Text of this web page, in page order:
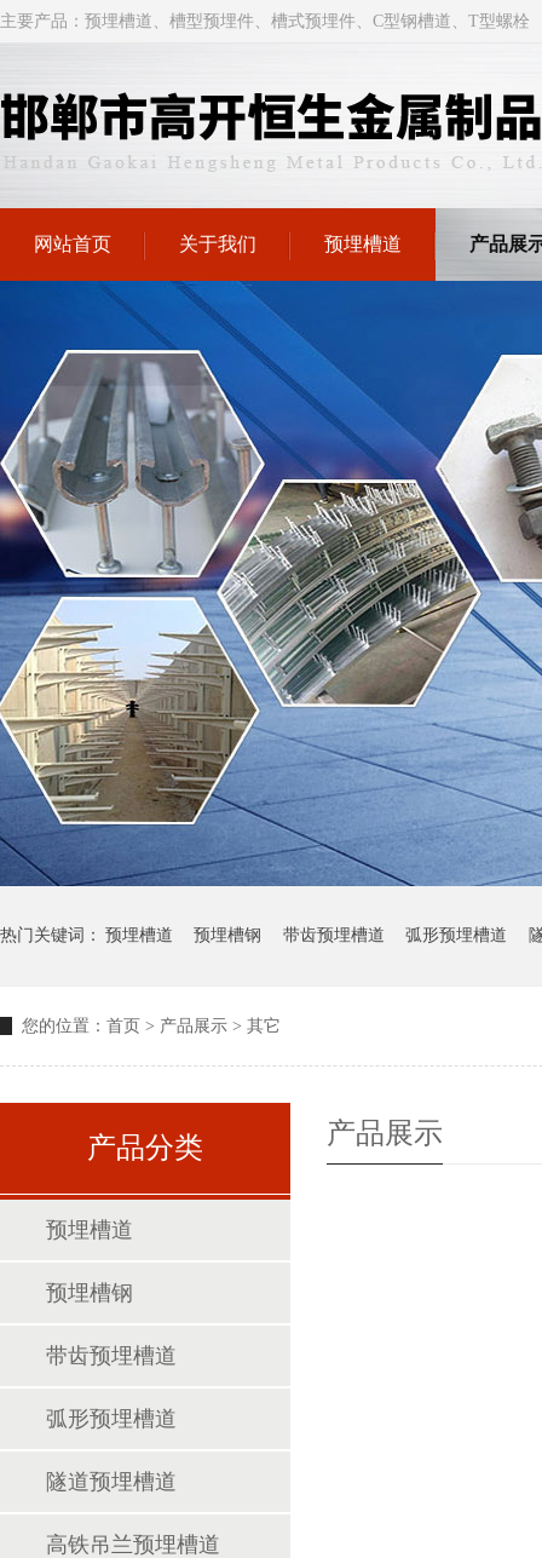
主要产品： 预埋槽道 、槽型预埋件、槽式预埋件、C型钢槽道、T型螺栓
网站首页 关于我们 预埋槽道 产品展
热门关键词： 预埋槽道 预埋槽钢 带齿预埋槽道 弧形预埋槽道
您的位置： 首页 > 产品展示 > 其它
产品分类
预埋槽道
预埋槽钢
带齿预埋槽道
弧形预埋槽道
隧道预埋槽道
高铁吊兰预埋槽道
产品展示